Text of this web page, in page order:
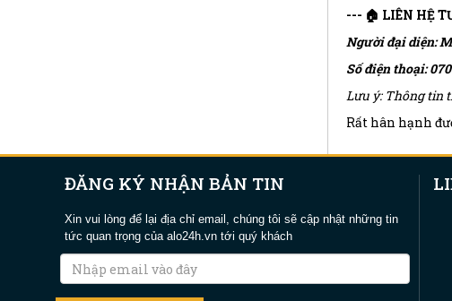
--- 🏠 LIÊN HỆ
Người đại diện:
Số điện thoại:
Lưu ý: Thông tin
Rất hân hạnh
ĐĂNG KÝ NHẬN BẢN TIN
Xin vui lòng để lại địa chỉ email, chúng tôi sẽ cập nhật những tin
tức quan trọng của alo24h.vn tới quý khách